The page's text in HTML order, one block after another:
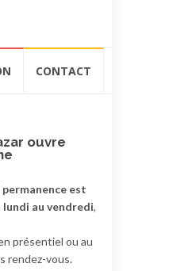
CONTACT
ouvre
est
lundi au vendredi,
présentiel ou au
rendez-vous.